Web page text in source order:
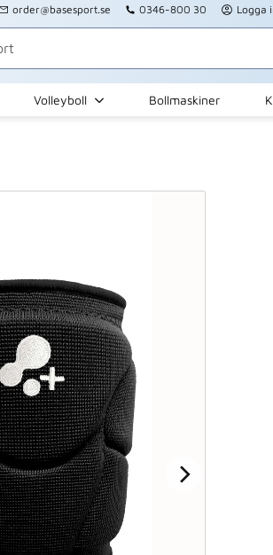
order@basesport.se 0346-800 30 Logga
Volleyboll Bollmaskiner